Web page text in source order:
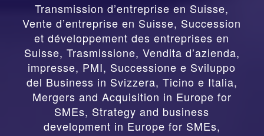
Transmission d’entreprise en Suisse,
Vente d’entreprise en Suisse, Succession
et développement des entreprises en
Suisse, Trasmissione, Vendita d’azienda,
impresse, PMI, Successione e Sviluppo
del Business in Svizzera, Ticino e Italia,
Mergers and Acquisition in Europe for
SMEs, Strategy and business
development in Europe for SMEs,